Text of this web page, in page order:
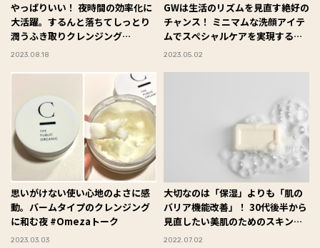
やっぱりいい！ 夜時間の効率化に
大活躍。するんと落ちてしっとり
潤うふき取りクレンジング
#Omezaトーク
2023.08.18
GWは生活のリズムを見直す絶好の
チャンス！ ミニマムな洗顔アイテ
ムでスペシャルケアを実現する方
法
2023.05.02
思いがけない使い心地のよさに感
動。バームタイプのクレンジング
に和む夜 #Omezaトーク
2023.03.03
大切なのは「保湿」よりも「肌の
バリア機能改善」！ 30代後半から
見直したい美肌のためのスキンケ
ア
2022.07.02